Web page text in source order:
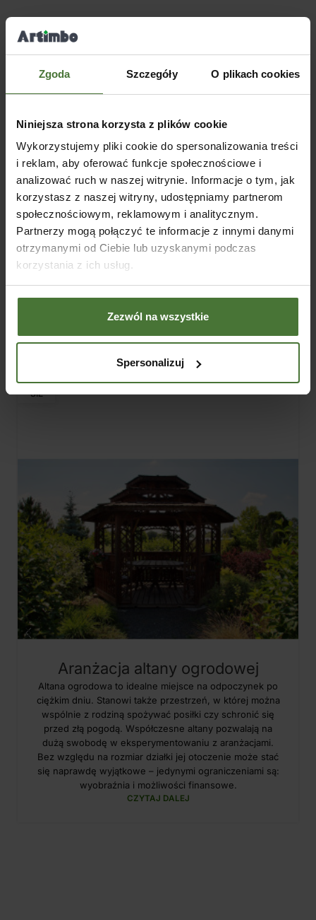
Zgoda Szczegóły O plikach cookies
Niniejsza strona korzysta z plików cookie
Wykorzystujemy pliki cookie do spersonalizowania treści
i reklam, aby oferować funkcje społecznościowe i
analizować ruch w naszej witrynie. Informacje o tym, jak
korzystasz z naszej witryny, udostępniamy partnerom
społecznościowym, reklamowym i analitycznym.
Partnerzy mogą połączyć te informacje z innymi danymi
otrzymanymi od Ciebie lub uzyskanymi podczas
korzystania z ich usług.
Zezwól na wszystkie
Spersonalizuj
Podobne produkty
Podstawa słupa do
przykręcenia 72x150x2.0
SKU: PSPD
35,30zł (28,70złnetto)
DODAJ DO KOSZYKA
Wspornik słupa do
przykręcenia słup 18cm x
18cm
SKU:41523
209,00 zł 169,92
SKU:
Blog
05
SIE
Aranżacja altany ogrodowej
Altana ogrodowa to idealne miejsce na odpoczynek po
ciężkim dniu. Stanowi także przestrzeń, w której można
wspólnie z rodziną spożywać posiłki czy schronić się
przed złą pogodą. Współczesne altany pozwalają na
dużą swobodę w eksperymentowaniu z aranżacjami.
Bez względu na rozmiar działki jej otoczenie może stać
się naprawdę wyjątkowe – jedynymi ograniczeniami są:
wyobraźnia i możliwości finansowe.
CZYTAJ DALEJ